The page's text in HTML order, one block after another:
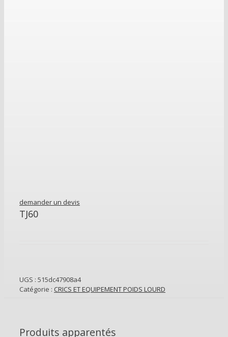
demander un devis
TJ60
UGS : 515dc47908a4
Catégorie : CRICS ET EQUIPEMENT POIDS LOURD
Produits apparentés